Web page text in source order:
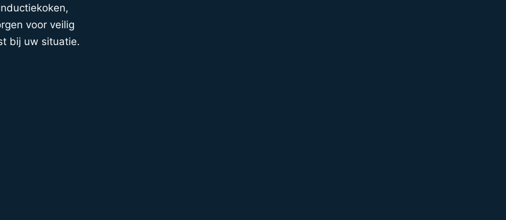
voor veilig
bij uw situatie.